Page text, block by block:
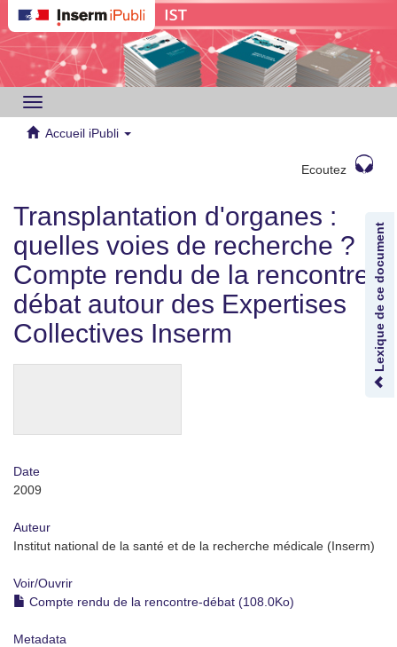
Toggle
navigation
Accueil iPubli
Ecoutez
Lexique de ce document
Transplantation d'organes :
quelles voies de recherche ?
Compte rendu de la rencontre-
débat autour des Expertises
Collectives Inserm
Date
2009
Auteur
Institut national de la santé et de la recherche médicale (Inserm)
Voir/Ouvrir
Compte rendu de la rencontre-débat (108.0Ko)
Metadata